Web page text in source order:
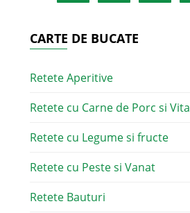
CARTE DE BUCATE
Retete Aperitive
Retete cu Carne de Porc si Vita
Retete cu Legume si fructe
Retete cu Peste si Vanat
Retete Bauturi